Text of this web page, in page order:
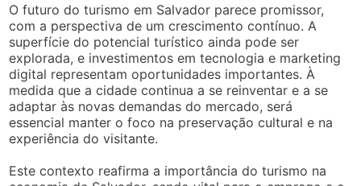
O futuro do turismo em Salvador parece promissor,
com a perspectiva de um crescimento contínuo. A
superfície do potencial turístico ainda pode ser
explorada, e investimentos em tecnologia e marketing
digital representam oportunidades importantes. À
medida que a cidade continua a se reinventar e a se
adaptar às novas demandas do mercado, será
essencial manter o foco na preservação cultural e na
experiência do visitante.
Este contexto reafirma a importância do turismo na